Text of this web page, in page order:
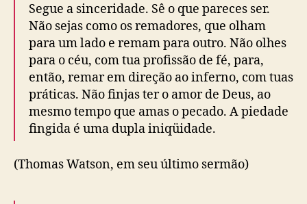
Segue a sinceridade. Sê o que pareces ser.
Não sejas como os remadores, que olham
para um lado e remam para outro. Não olhes
para o céu, com tua profissão de fé, para,
então, remar em direção ao inferno, com tuas
práticas. Não finjas ter o amor de Deus, ao
mesmo tempo que amas o pecado. A piedade
fingida é uma dupla iniqüidade.
(Thomas Watson, em seu último sermão)